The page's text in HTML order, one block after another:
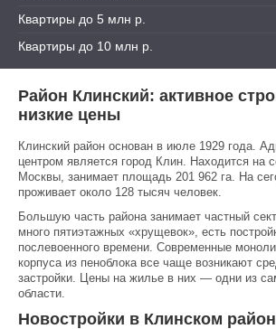
Квартиры до 5 млн р.
Квартиры до 10 млн р.
Район Клинский: активное
низкие цены
Клинский район основан в июле 1929 года.
центром является город Клин. Находится на
Москвы, занимает площадь 201 962 га. На
проживает около 128 тысяч человек.
Большую часть района занимает частный
много пятиэтажных «хрущевок», есть
послевоенного времени. Современные
корпуса из пеноблока все чаще возникают
застройки. Цены на жилье в них — одни из
области.
Новостройки в Клинском